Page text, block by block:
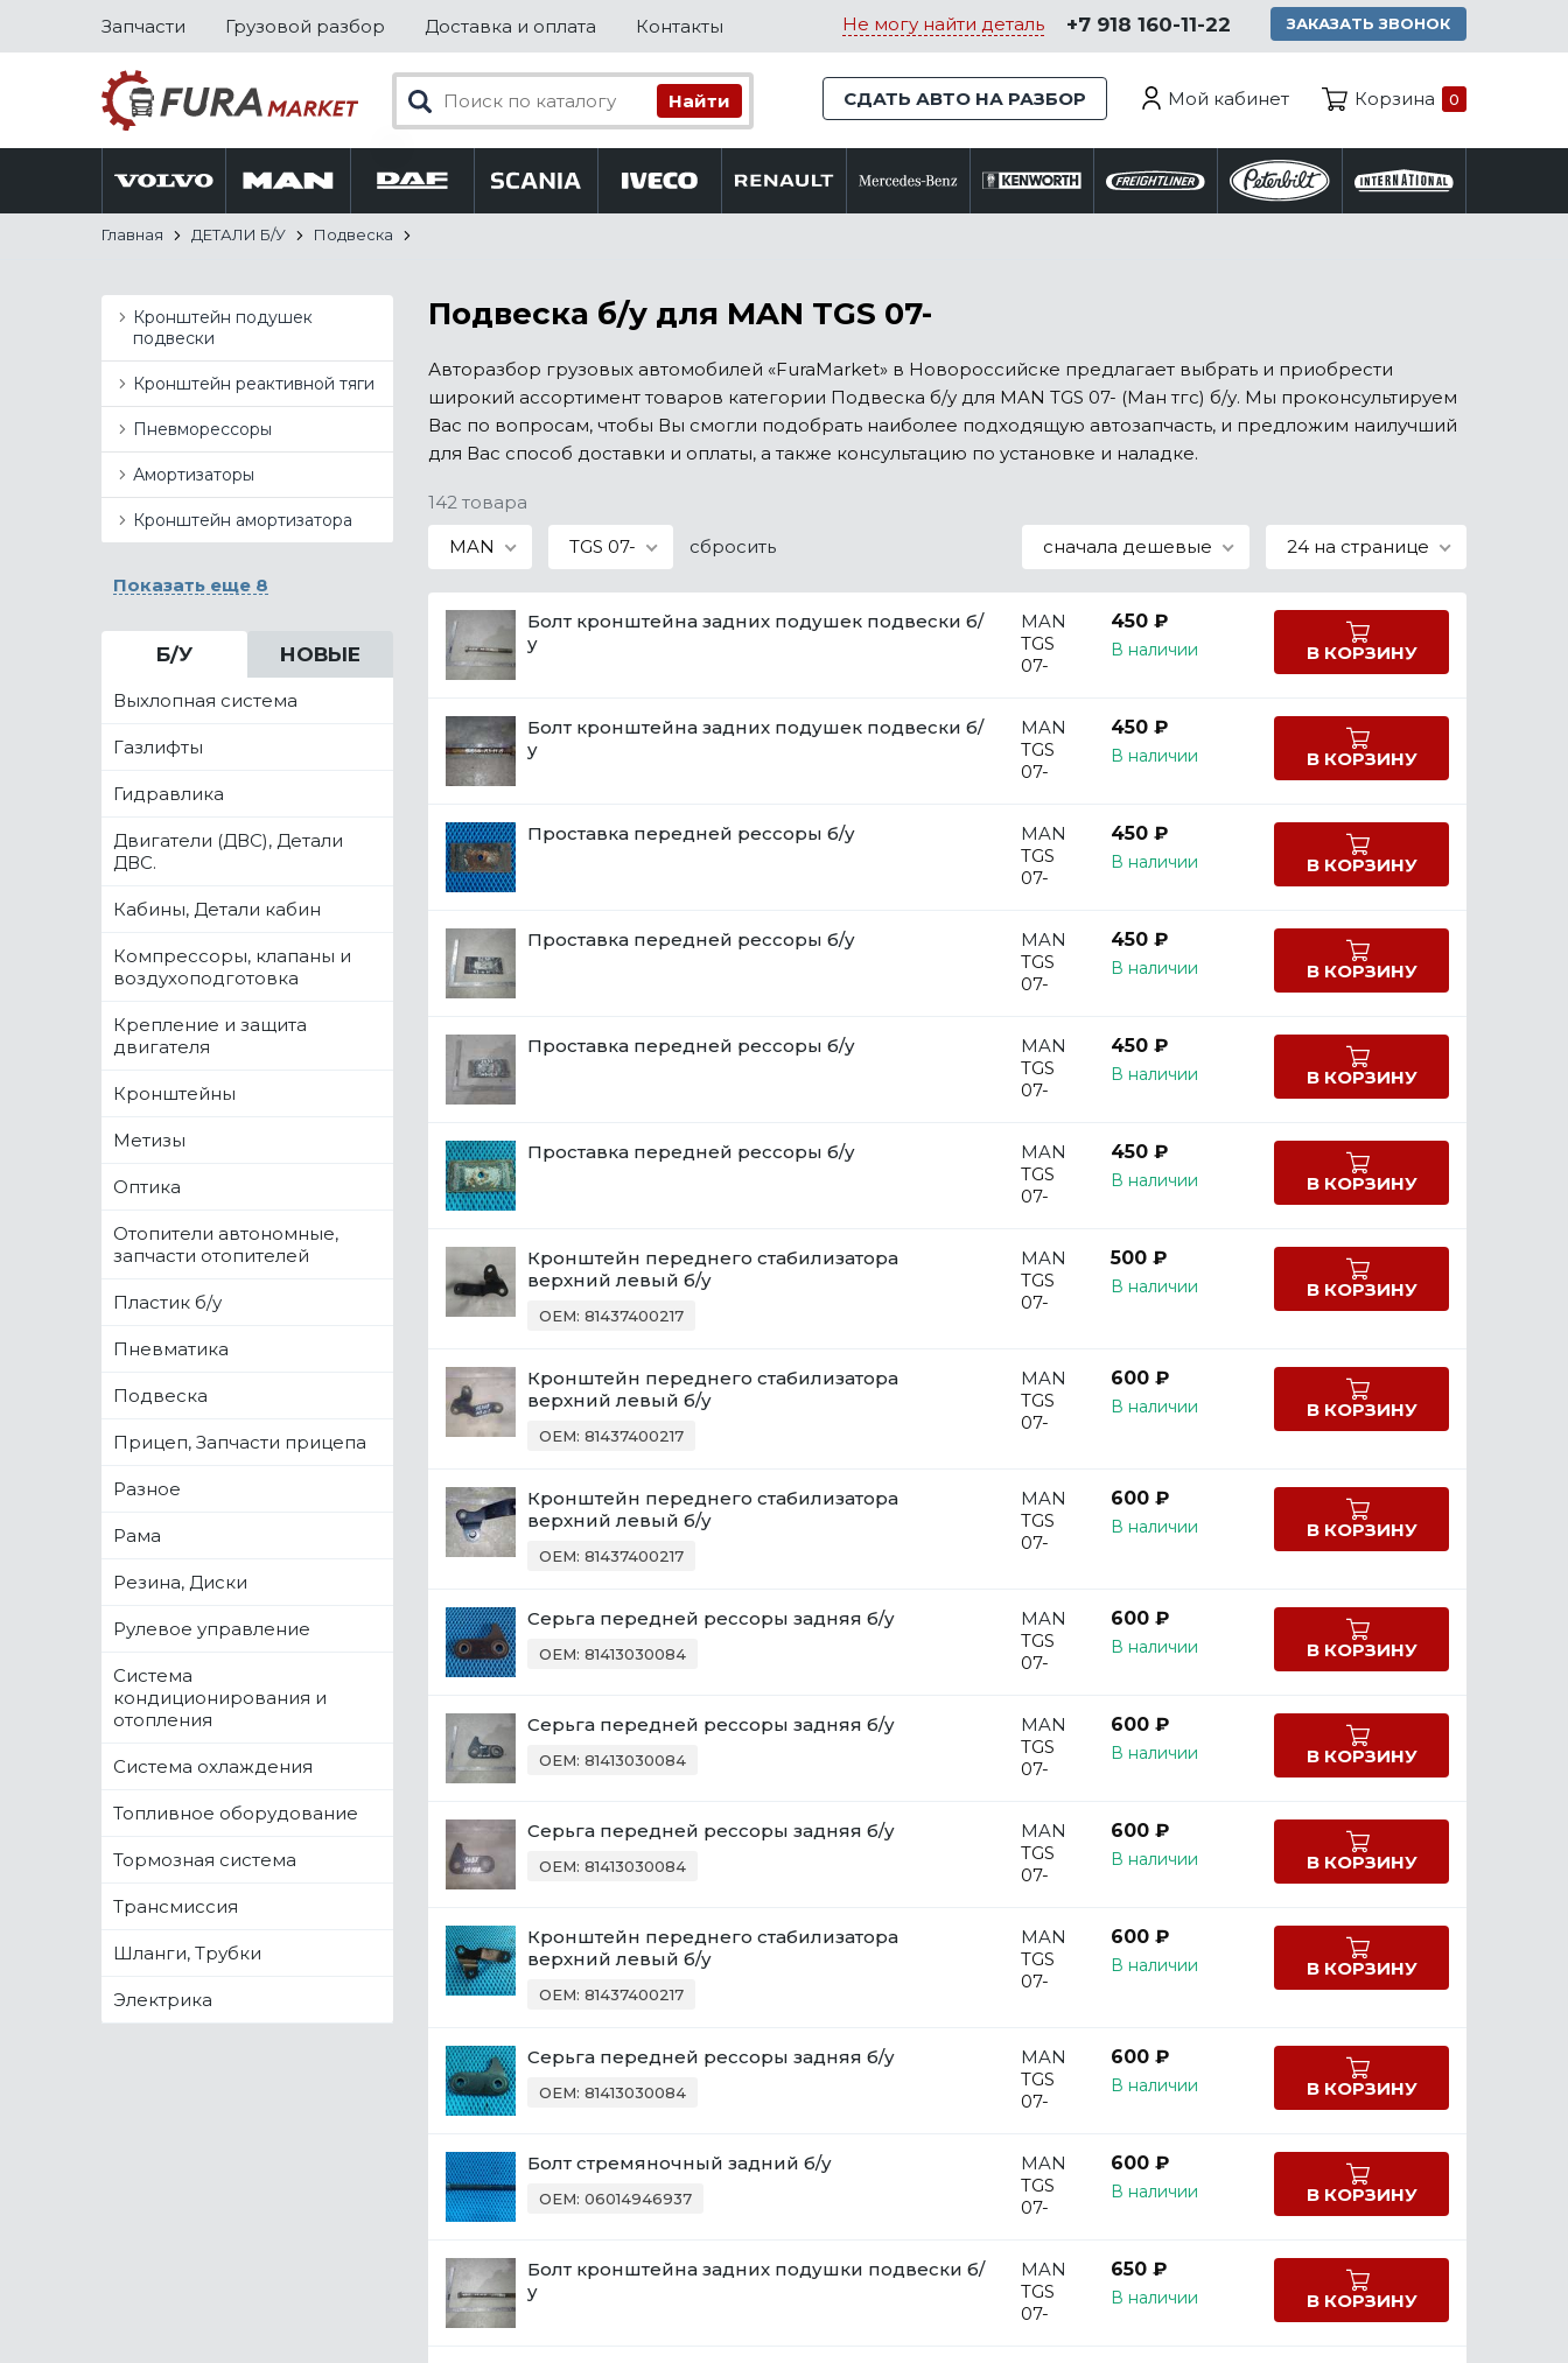
Запчасти Грузовой разбор Доставка и оплата Контакты Не могу найти деталь +7 918 160-11-22 ЗАКАЗАТЬ ЗВОНОК
СДАТЬ АВТО НА РАЗБОР Мой кабинет Корзина 0
Главная ДЕТАЛИ Б/У Подвеска
Кронштейн подушек
подвески
Кронштейн реактивной тяги
Пневморессоры
Амортизаторы
Кронштейн амортизатора
Показать еще 8
Б/У НОВЫЕ
Выхлопная система
Газлифты
Гидравлика
Двигатели (ДВС), Детали
ДВС.
Кабины, Детали кабин
Компрессоры, клапаны и
воздухоподготовка
Крепление и защита
двигателя
Кронштейны
Метизы
Оптика
Отопители автономные,
запчасти отопителей
Пластик б/у
Пневматика
Подвеска
Прицеп, Запчасти прицепа
Разное
Рама
Резина, Диски
Рулевое управление
Система
кондиционирования и
отопления
Система охлаждения
Топливное оборудование
Тормозная система
Трансмиссия
Шланги, Трубки
Электрика
Подвеска б/у для MAN TGS 07-
Авторазбор грузовых автомобилей «FuraMarket» в Новороссийске предлагает выбрать и приобрести
широкий ассортимент товаров категории Подвеска б/у для MAN TGS 07- (Ман тгс) б/у. Мы проконсультируем
Вас по вопросам, чтобы Вы смогли подобрать наиболее подходящую автозапчасть, и предложим наилучший
для Вас способ доставки и оплаты, а также консультацию по установке и наладке.
142 товара
MAN
TGS 07- сбросить сначала дешевые 24 на странице
Болт кронштейна задних подушек подвески б/
у
MAN
TGS
07-
450 ₽
В наличии В КОРЗИНУ
Болт кронштейна задних подушек подвески б/
у
MAN
TGS
07-
450 ₽
В наличии В КОРЗИНУ
Проставка передней рессоры б/у
MAN
TGS
07-
450 ₽
В наличии В КОРЗИНУ
Проставка передней рессоры б/у
MAN
TGS
07-
450 ₽
В наличии В КОРЗИНУ
Проставка передней рессоры б/у
MAN
TGS
07-
450 ₽
В наличии В КОРЗИНУ
Проставка передней рессоры б/у
MAN
TGS
07-
450 ₽
В наличии В КОРЗИНУ
Кронштейн переднего стабилизатора
верхний левый б/у
OEM: 81437400217
MAN
TGS
07-
500 ₽
В наличии В КОРЗИНУ
Кронштейн переднего стабилизатора
верхний левый б/у
OEM: 81437400217
MAN
TGS
07-
600 ₽
В наличии В КОРЗИНУ
Кронштейн переднего стабилизатора
верхний левый б/у
OEM: 81437400217
MAN
TGS
07-
600 ₽
В наличии В КОРЗИНУ
Серьга передней рессоры задняя б/у
OEM: 81413030084
MAN
TGS
07-
600 ₽
В наличии В КОРЗИНУ
Серьга передней рессоры задняя б/у
OEM: 81413030084
MAN
TGS
07-
600 ₽
В наличии В КОРЗИНУ
Серьга передней рессоры задняя б/у
OEM: 81413030084
MAN
TGS
07-
600 ₽
В наличии В КОРЗИНУ
Кронштейн переднего стабилизатора
верхний левый б/у
OEM: 81437400217
MAN
TGS
07-
600 ₽
В наличии В КОРЗИНУ
Серьга передней рессоры задняя б/у
OEM: 81413030084
MAN
TGS
07-
600 ₽
В наличии В КОРЗИНУ
Болт стремяночный задний б/у
OEM: 06014946937
MAN
TGS
07-
600 ₽
В наличии В КОРЗИНУ
Болт кронштейна задних подушки подвески б/
у
MAN
TGS
07-
650 ₽
В наличии В КОРЗИНУ